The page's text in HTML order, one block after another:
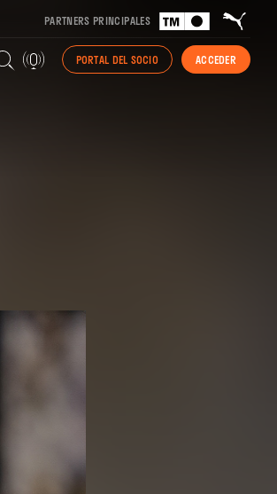
PARTNERS PRINCIPALES
PORTAL DEL SOCIO ACCEDER